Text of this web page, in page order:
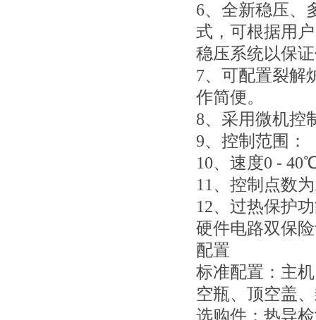
6、全新稳压、
式，可根据用
稳压系统以保
7、可配置裂解
作简便。
8、采用微机控
9、控制范围：
10、速度0 -
11、控制点数
12、过热保护
硬件电路双保
配置
标准配置：主
空瓶、顶空盖
选购件：热导